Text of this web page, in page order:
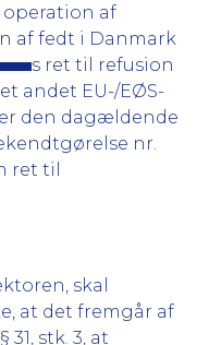
operation af
af fedt i Danmark
s ret til refusion
andet EU-/EØS-
den dagældende
nr.
ret til
skal
at det fremgår af
stk. 3, at